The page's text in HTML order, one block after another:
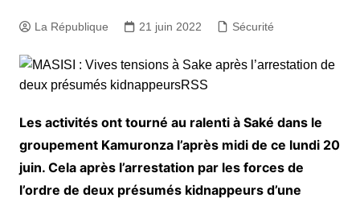
La République 21 juin 2022 Sécurité
Les activités ont tourné au ralenti à Saké dans le
groupement Kamuronza l’après midi de ce lundi 20
juin. Cela après l’arrestation par les forces de
l’ordre de deux présumés kidnappeurs d’une